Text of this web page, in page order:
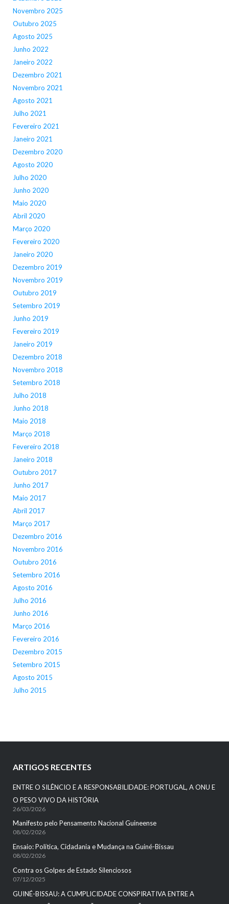
Novembro 2025
Outubro 2025
Agosto 2025
Junho 2022
Janeiro 2022
Dezembro 2021
Novembro 2021
Agosto 2021
Julho 2021
Fevereiro 2021
Janeiro 2021
Dezembro 2020
Agosto 2020
Julho 2020
Junho 2020
Maio 2020
Abril 2020
Março 2020
Fevereiro 2020
Janeiro 2020
Dezembro 2019
Novembro 2019
Outubro 2019
Setembro 2019
Junho 2019
Fevereiro 2019
Janeiro 2019
Dezembro 2018
Novembro 2018
Setembro 2018
Julho 2018
Junho 2018
Maio 2018
Março 2018
Fevereiro 2018
Janeiro 2018
Outubro 2017
Junho 2017
Maio 2017
Abril 2017
Março 2017
Dezembro 2016
Novembro 2016
Outubro 2016
Setembro 2016
Agosto 2016
Julho 2016
Junho 2016
Março 2016
Fevereiro 2016
Dezembro 2015
Setembro 2015
Agosto 2015
Julho 2015
ARTIGOS RECENTES
ENTRE O SILÊNCIO E A RESPONSABILIDADE: PORTUGAL, A ONU E
O PESO VIVO DA HISTÓRIA
26/03/2026
Manifesto pelo Pensamento Nacional Guineense
08/02/2026
Ensaio: Política, Cidadania e Mudança na Guiné-Bissau
08/02/2026
Contra os Golpes de Estado Silenciosos
07/12/2025
GUINÉ-BISSAU: A CUMPLICIDADE CONSPIRATIVA ENTRE A